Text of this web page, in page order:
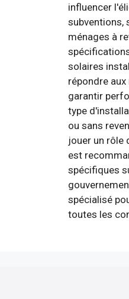
influencer
subventions,
ménages à
solaires
répondre
garantir
type
ou sans
jouer un rôle
est
spécifiques
spécialisé
toutes les